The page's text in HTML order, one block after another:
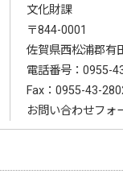
文化財課
〒844-0001
佐賀県西松浦郡有
電話番号： 0955-
Fax：0955-43-
お問い合わせフォ